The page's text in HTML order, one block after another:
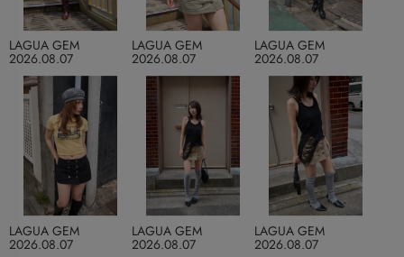
2026.08.07
LAGUA GEM
2026.08.07
LAGUA GEM
2026.08.07
LAGUA GEM
2026.08.07
LAGUA GEM
2026.08.07
LAGUA GEM
2026.08.07
LAGUA GEM